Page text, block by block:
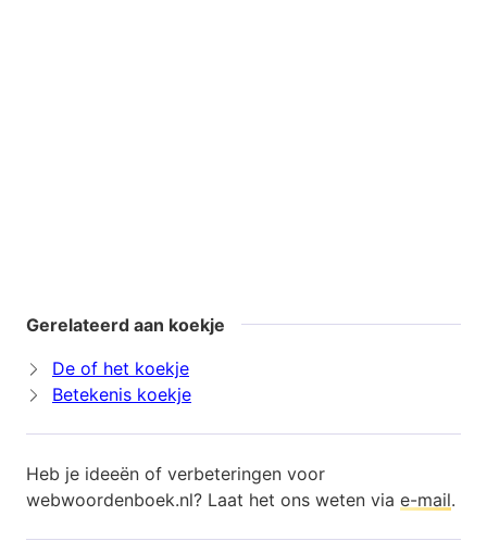
Gerelateerd aan koekje
De of het koekje
Betekenis koekje
Heb je ideeën of verbeteringen voor
webwoordenboek.nl? Laat het ons weten via e-mail.